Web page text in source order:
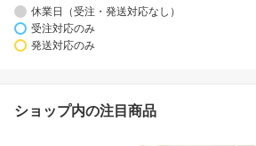
休業日（受注・発送対応なし）
受注対応のみ
発送対応のみ
ショップ内の注目商品